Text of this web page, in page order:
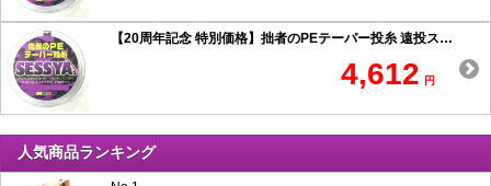
【20周年記念 特別価格】拙者のPEテーパー投糸 遠投スペシャル 0.5号以下
4,612 円
人気商品ランキング